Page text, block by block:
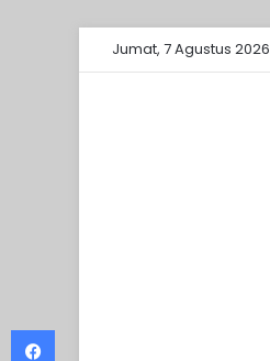
Jumat, 7 Agustus 2026
Facebook